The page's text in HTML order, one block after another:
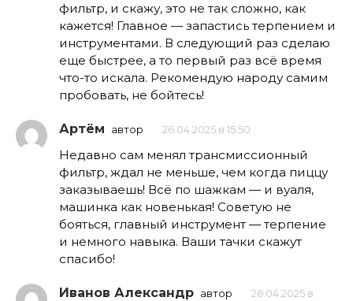
фильтр, и скажу, это не так сложно, как
кажется! Главное — запастись терпением и
инструментами. В следующий раз сделаю
еще быстрее, а то первый раз всё время
что-то искала. Рекомендую народу самим
пробовать, не бойтесь!
Артём автор 26.04.2025 в 15:50
Недавно сам менял трансмиссионный
фильтр, ждал не меньше, чем когда пиццу
заказываешь! Всё по шажкам — и вуаля,
машинка как новенькая! Советую не
бояться, главный инструмент — терпение
и немного навыка. Ваши тачки скажут
спасибо!
Иванов Александр автор 26.04.2025 в